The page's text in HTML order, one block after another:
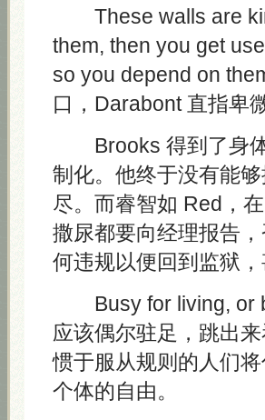
These walls are
them, then you get
so you depend on
口，Darabont 直指卑微
Brooks 得到了身体
制化。他终于没有能
尽。而睿智如 Red，
撒尿都要向经理报告
何违规以便回到监狱
Busy for living, or
应该偶尔驻足，跳出
惯于服从规则的人们
个体的自由。